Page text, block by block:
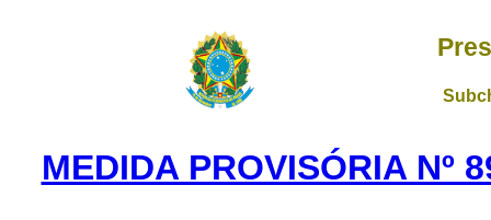
MEDIDA PROVISÓRIA Nº